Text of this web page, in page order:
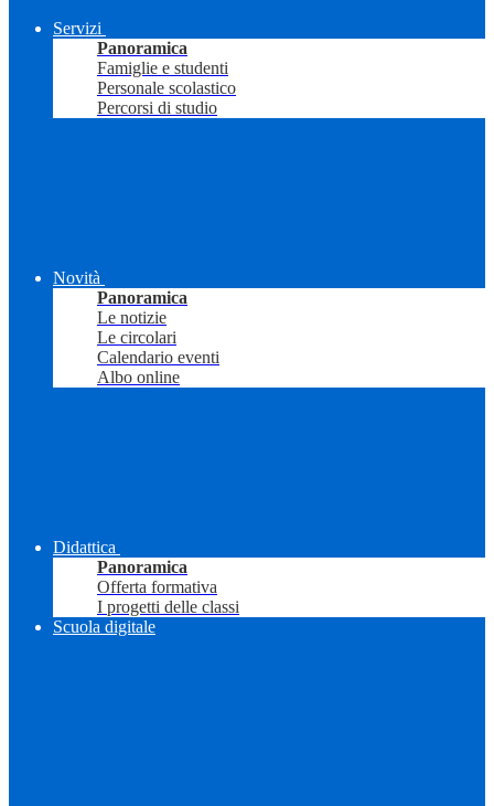
Servizi
Panoramica
Famiglie e studenti
Personale scolastico
Percorsi di studio
Novità
Panoramica
Le notizie
Le circolari
Calendario eventi
Albo online
Didattica
Panoramica
Offerta formativa
I progetti delle classi
Scuola digitale